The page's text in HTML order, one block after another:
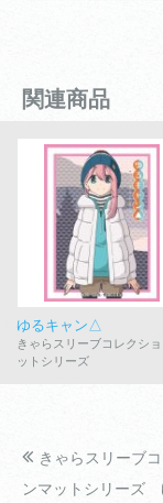
関連商品
ゆるキャン△
きゃらスリーブコレクシ
ットシリーズ
きゃらスリーブ
ンマットシリーズ